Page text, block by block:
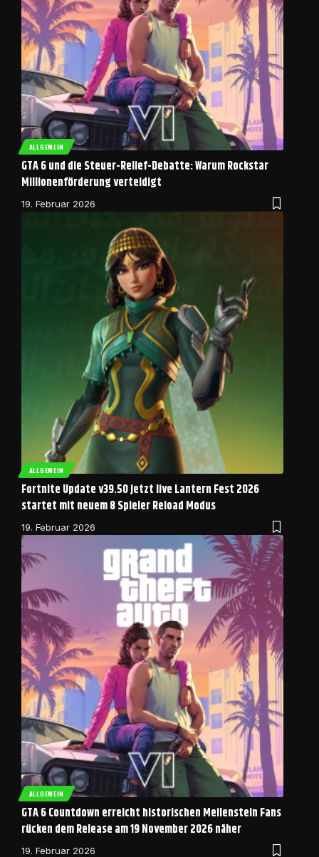
ALLGEMEIN
GTA 6 und die Steuer-Relief-Debatte: Warum Rockstar
Millionenförderung verteidigt
19. Februar 2026
ALLGEMEIN
Fortnite Update v39.50 jetzt live Lantern Fest 2026
startet mit neuem 8 Spieler Reload Modus
19. Februar 2026
ALLGEMEIN
GTA 6 Countdown erreicht historischen Meilenstein Fans
rücken dem Release am 19 November 2026 näher
19. Februar 2026